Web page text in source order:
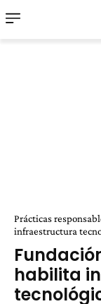
Prácticas
infraestructura
habilita